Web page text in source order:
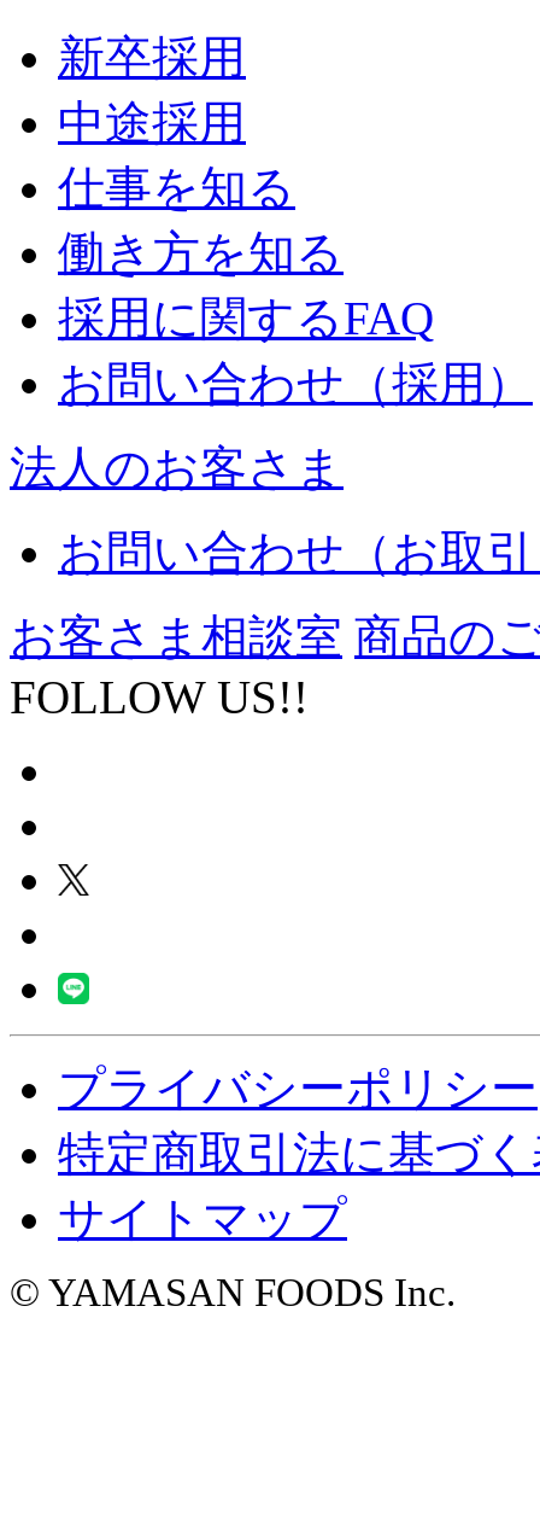
新卒採用
中途採用
仕事を知る
働き方を知る
採用に関するFAQ
お問い合わせ（採用）
法人のお客さま
お問い合わせ（お取
お客さま相談室 商品の
FOLLOW US!!
プライバシーポリシー
特定商取引法に基づ
サイトマップ
© YAMASAN FOODS Inc.